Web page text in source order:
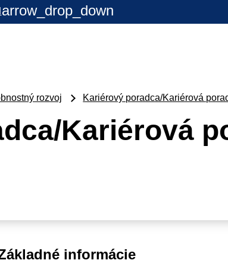
arrow_drop_down
rozvoj Kariérový poradca/Kariérová
Kariérová
informácie